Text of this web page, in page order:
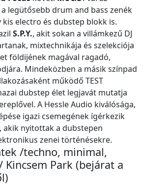
legütősebb drum and bass zenék
electro és dubstep blokk is.
S.P.Y., akit sokan a villámkezű DJ
mixtechnikája és szelekciója
földijének magával ragadó,
Mindeközben a másik színpad
működő TEST
dubstep élet legjavát mutatja
A Hessle Audio kiválósága,
igazi csemegének ígérkezik
akik nyitottak a dubstepen
zenei történésekre.
/techno, minimal,
Kincsem Park (bejárat a